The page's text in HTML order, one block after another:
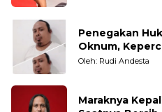
Penegakan
Oknum,
Taruhannya
Oleh: Rudi Andesta
Maraknya